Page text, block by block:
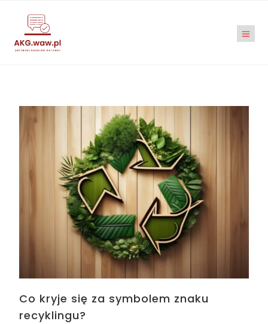
Co kryje się za symbolem znaku
recyklingu?